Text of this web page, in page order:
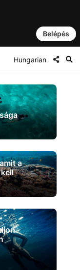
Belépés
Hungarian
a